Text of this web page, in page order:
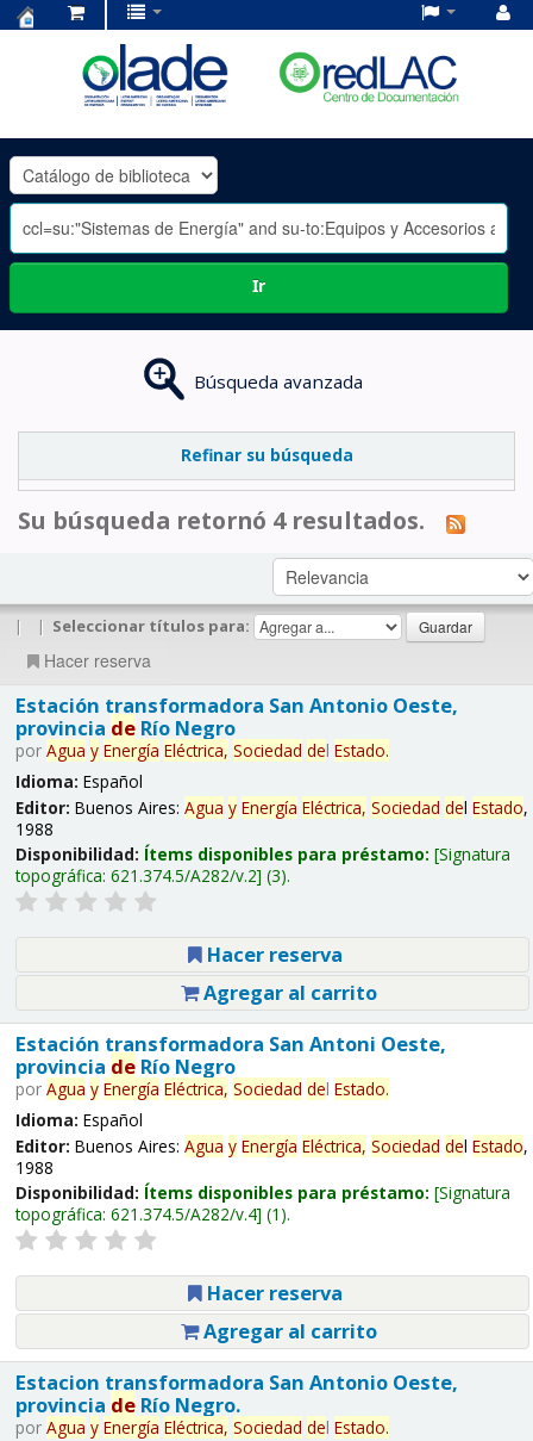
OLADE
-
Ir
Búsqueda avanzada
Refinar su búsqueda
Su búsqueda retornó 4 resultados.
| | Seleccionar títulos para:
Hacer reserva
Estación transformadora San Antonio Oeste,
provincia deRío Negro
por Agua y Energía Eléctrica, Sociedad del Estado.
Idioma: Español
Editor: Buenos Aires: Agua y Energía Eléctrica, Sociedad del Estado,
1988
Disponibilidad: Ítems disponibles para préstamo: Signatura
topográfica: 621.374.5/A282/v.2 (3).
Hacer reserva
Agregar al carrito
Estación transformadora San Antoni Oeste,
provincia deRío Negro
por Agua y Energía Eléctrica, Sociedad del Estado.
Idioma: Español
Editor: Buenos Aires: Agua y Energía Eléctrica, Sociedad del Estado,
1988
Disponibilidad: Ítems disponibles para préstamo: Signatura
topográfica: 621.374.5/A282/v.4 (1).
Hacer reserva
Agregar al carrito
Estacion transformadora San Antonio Oeste,
provincia deRío Negro.
por Agua y Energía Eléctrica, Sociedad del Estado.